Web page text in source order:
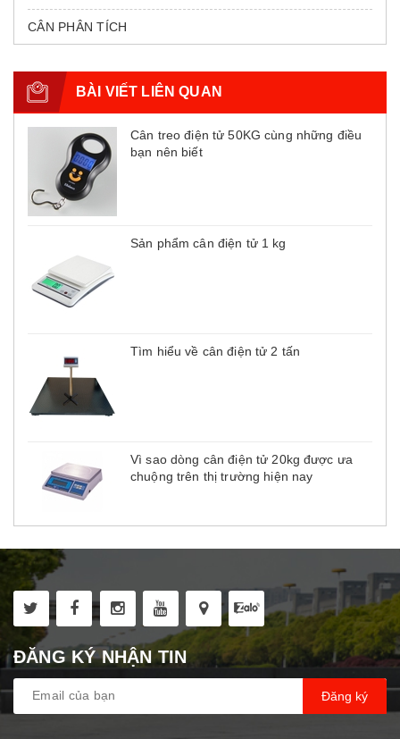
CÂN PHÂN TÍCH
BÀI VIẾT LIÊN QUAN
Cân treo điện tử 50KG cùng những điều
bạn nên biết
Sản phẩm cân điện tử 1 kg
Tìm hiểu về cân điện tử 2 tấn
Vì sao dòng cân điện tử 20kg được ưa
chuộng trên thị trường hiện nay
ĐĂNG KÝ NHẬN TIN
Đăng ký